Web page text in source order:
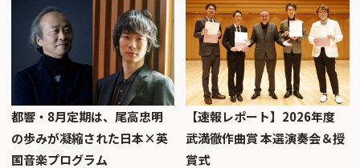
都響・8月定期は、尾高忠明
の歩みが凝縮された日本×英
国音楽プログラム
【速報レポート】2026年度
武満徹作曲賞 本選演奏会＆授
賞式